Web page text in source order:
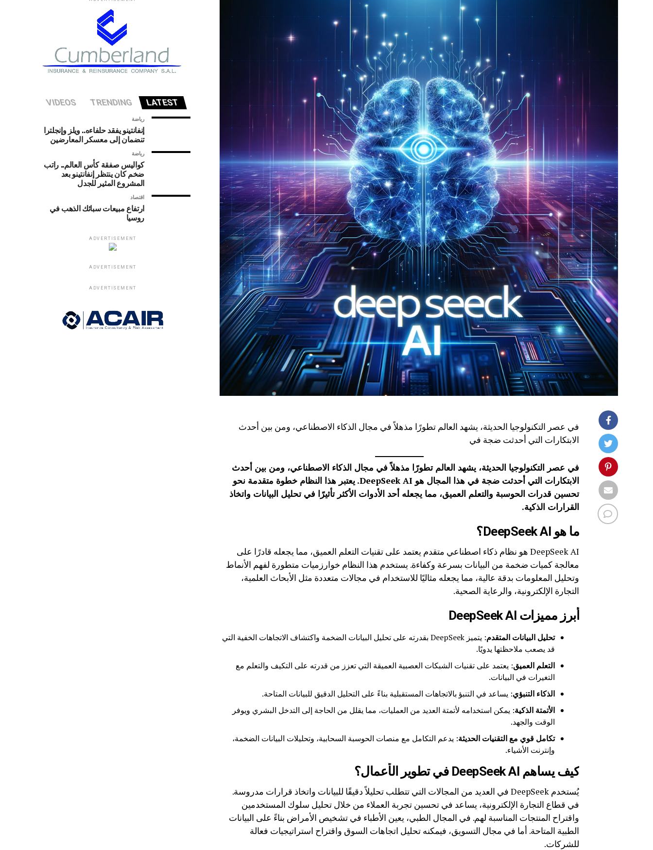
في عصر التكنولوجيا الحديثة، يشهد العالم تطورًا مذهلاً في مجال الذكاء الاصطناعي، ومن بين أحدث
الابتكارات التي أحدثت ضجة في
في عصر التكنولوجيا الحديثة، يشهد العالم تطورًا مذهلاً في مجال الذكاء الاصطناعي، ومن بين أحدث
الابتكارات التي أحدثت ضجة في هذا المجال هو DeepSeek AI. يعتبر هذا النظام خطوة متقدمة نحو
تحسين قدرات الحوسبة والتعلم العميق، مما يجعله أحد الأدوات الأكثر تأثيرًا في تحليل البيانات واتخاذ
القرارات الذكية.
ما هو DeepSeek AI؟
DeepSeek AI هو نظام ذكاء اصطناعي متقدم يعتمد على تقنيات التعلم العميق، مما يجعله قادرًا على
معالجة كميات ضخمة من البيانات بسرعة وكفاءة. يستخدم هذا النظام خوارزميات متطورة لفهم الأنماط
وتحليل المعلومات بدقة عالية، مما يجعله مثاليًا للاستخدام في مجالات متعددة مثل الأبحاث العلمية،
التجارة الإلكترونية، والرعاية الصحية.
أبرز مميزات DeepSeek AI
تحليل البيانات المتقدم
: يتميز DeepSeek بقدرته على تحليل البيانات الضخمة واكتشاف الاتجاهات الخفية التي
قد يصعب ملاحظتها يدويًا.
التعلم العميق: يعتمد على تقنيات الشبكات العصبية العميقة التي تعزز من قدرته على التكيف والتعلم مع
التغيرات في البيانات.
الذكاء التنبؤي: يساعد في التنبؤ بالاتجاهات المستقبلية بناءً على التحليل الدقيق للبيانات المتاحة.
الأتمتة الذكية: يمكن استخدامه لأتمتة العديد من العمليات، مما يقلل من الحاجة إلى التدخل البشري ويوفر
الوقت والجهد.
تكامل قوي مع التقنيات الحديثة: يدعم التكامل مع منصات الحوسبة السحابية، وتحليلات البيانات الضخمة،
وإنترنت الأشياء.
كيف يساهم DeepSeek AI في تطوير الأعمال؟
يُستخدم DeepSeek في العديد من المجالات التي تتطلب تحليلاً دقيقًا للبيانات واتخاذ قرارات مدروسة.
في قطاع التجارة الإلكترونية، يساعد في تحسين تجربة العملاء من خلال تحليل سلوك المستخدمين
واقتراح المنتجات المناسبة لهم. في المجال الطبي، يعين الأطباء في تشخيص الأمراض بناءً على البيانات
الطبية المتاحة. أما في مجال التسويق، فيمكنه تحليل اتجاهات السوق واقتراح استراتيجيات فعالة
للشركات.
LATEST
TRENDING
VIDEOS
رياضة
إنفانتينو يفقد حلفاءه.. ويلز وإنجلترا
تنضمان إلى معسكر المعارضين
رياضة
كواليس صفقة كأس العالم.. راتب
ضخم كان ينتظر إنفانتينو بعد
المشروع المثير للجدل
اقتصاد
ارتفاع مبيعات سبائك الذهب في
روسيا
ADVERTISEMENT
ADVERTISEMENT
ADVERTISEMENT